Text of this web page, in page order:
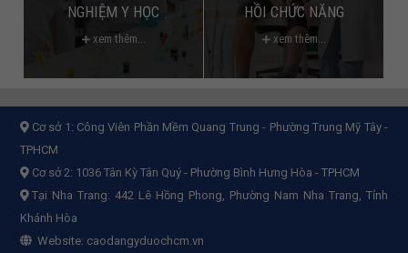
NGHIỆM Y HỌC
xem thêm...
HỒI CHỨC NĂNG
xem thêm...
Cơ sở 1: Công Viên Phần Mềm Quang Trung - Phường Trung Mỹ Tây -
TPHCM
Cơ sở 2: 1036 Tân Kỳ Tân Quý - Phường Bình Hưng Hòa - TPHCM
Tại Nha Trang: 442 Lê Hồng Phong, Phường Nam Nha Trang, Tỉnh
Khánh Hòa
Website: caodangyduochcm.vn